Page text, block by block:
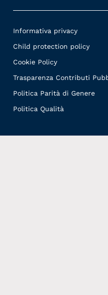
Informativa privacy
Child protection policy
Cookie Policy
Trasparenza Contributi
Politica Parità di Genere
Politica Qualità